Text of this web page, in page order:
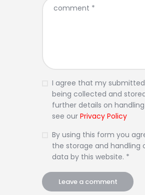
I agree that my
being collected and
further details on
see our Privacy Policy
By using this form you
the storage and handling
data by this website. *